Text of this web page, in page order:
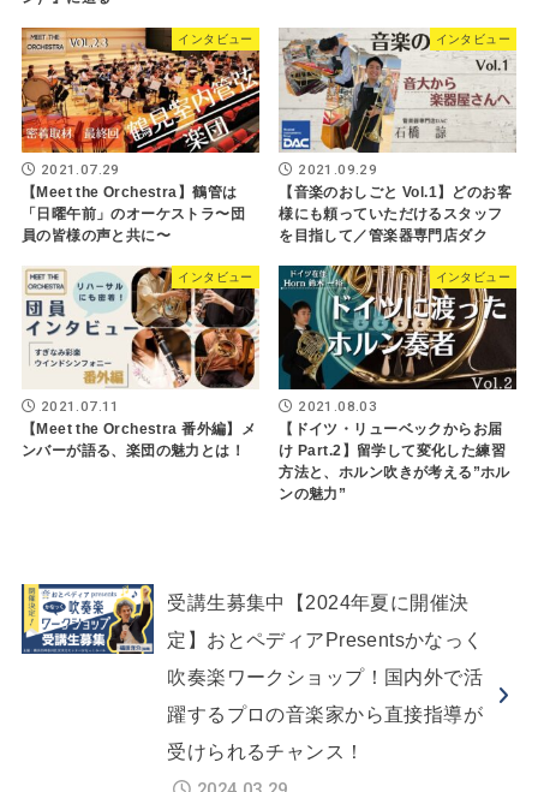
インタビュー
2021.07.29
【Meet the Orchestra】鶴管は
「日曜午前」のオーケストラ〜団
員の皆様の声と共に〜
インタビュー
2021.09.29
【音楽のおしごと Vol.1】どのお客
様にも頼っていただけるスタッフ
を目指して／管楽器専門店ダク
インタビュー
2021.07.11
【Meet the Orchestra 番外編】メ
ンバーが語る、楽団の魅力とは！
インタビュー
2021.08.03
【ドイツ・リューベックからお届
け Part.2】留学して変化した練習
方法と、ホルン吹きが考える”ホル
ンの魅力”
受講生募集中【2024年夏に開催決
定】おとペディアPresentsかなっく
吹奏楽ワークショップ！国内外で活
躍するプロの音楽家から直接指導が
受けられるチャンス！